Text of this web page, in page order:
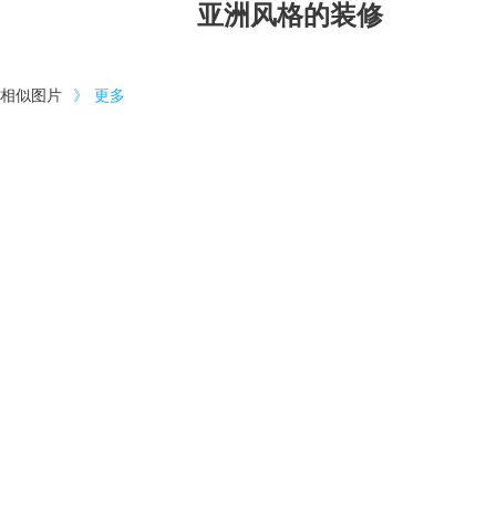
亚洲风格的装修
相似图片 》 更多